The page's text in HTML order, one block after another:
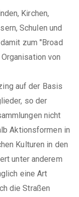
Kirchen,
Schulen und
zum "Broad
von
auf der Basis
so der
nicht
Aktionsformen in
Kulturen in den
unter anderem
eine Art
die Straßen